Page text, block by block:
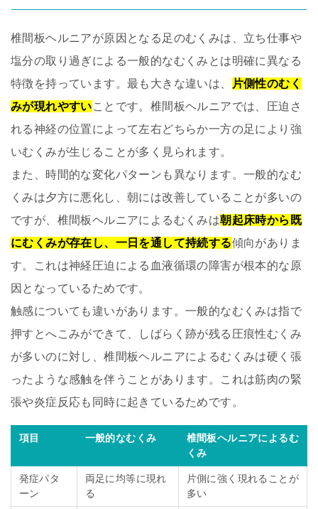
椎間板ヘルニアが原因となる足のむくみは、立ち仕事や
塩分の取り過ぎによる一般的なむくみとは明確に異なる
特徴を持っています。最も大きな違いは、
片側性のむく
みが現れやすいことです。椎間板ヘルニアでは、圧迫さ
れる神経の位置によって左右どちらか一方の足により強
いむくみが生じることが多く見られます。
また、時間的な変化パターンも異なります。一般的なむ
くみは夕方に悪化し、朝には改善していることが多いの
ですが、椎間板ヘルニアによるむくみは朝起床時から既
にむくみが存在し、一日を通して持続する傾向がありま
す。これは神経圧迫による血液循環の障害が根本的な原
因となっているためです。
触感についても違いがあります。一般的なむくみは指で
押すとへこみができて、しばらく跡が残る圧痕性むくみ
が多いのに対し、椎間板ヘルニアによるむくみは硬く張
ったような感触を伴うことがあります。これは筋肉の緊
張や炎症反応も同時に起きているためです。
項目 一般的なむくみ
椎間板ヘルニアによるむ
くみ
発症パタ
ーン
両足に均等に現れ
る
片側に強く現れることが
多い